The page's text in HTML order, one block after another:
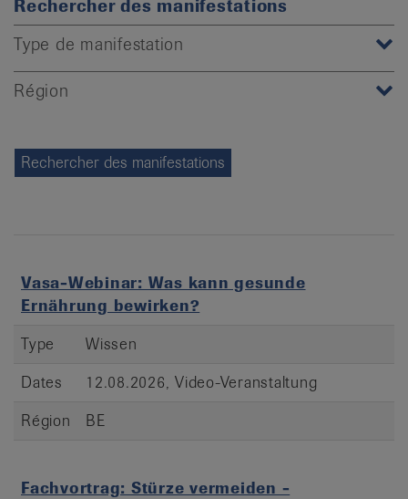
Rechercher des manifestations
Type de manifestation
Région
Vasa-Webinar: Was kann gesunde
Ernährung bewirken?
Type
Wissen
Dates
12.08.2026, Video-Veranstaltung
Région
BE
Fachvortrag: Stürze vermeiden -